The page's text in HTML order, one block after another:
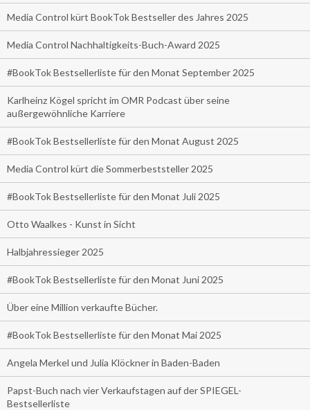
Media Control kürt BookTok Bestseller des Jahres 2025
Media Control Nachhaltigkeits-Buch-Award 2025
#BookTok Bestsellerliste für den Monat September 2025
Karlheinz Kögel spricht im OMR Podcast über seine
außergewöhnliche Karriere
#BookTok Bestsellerliste für den Monat August 2025
Media Control kürt die Sommerbeststeller 2025
#BookTok Bestsellerliste für den Monat Juli 2025
Otto Waalkes - Kunst in Sicht
Halbjahressieger 2025
#BookTok Bestsellerliste für den Monat Juni 2025
Über eine Million verkaufte Bücher.
#BookTok Bestsellerliste für den Monat Mai 2025
Angela Merkel und Julia Klöckner in Baden-Baden
Papst-Buch nach vier Verkaufstagen auf der SPIEGEL-
Bestsellerliste